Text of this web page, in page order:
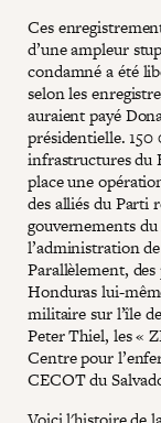
Ces
d’une ampleur
condamné a été
selon les
auraient payé
présidentielle.
infrastructures du
place une
des alliés du Parti
gouvernements
l’administration
Parallèlement,
Honduras lui-
militaire sur l’île
Peter Thiel, les «
Centre pour
CECOT du